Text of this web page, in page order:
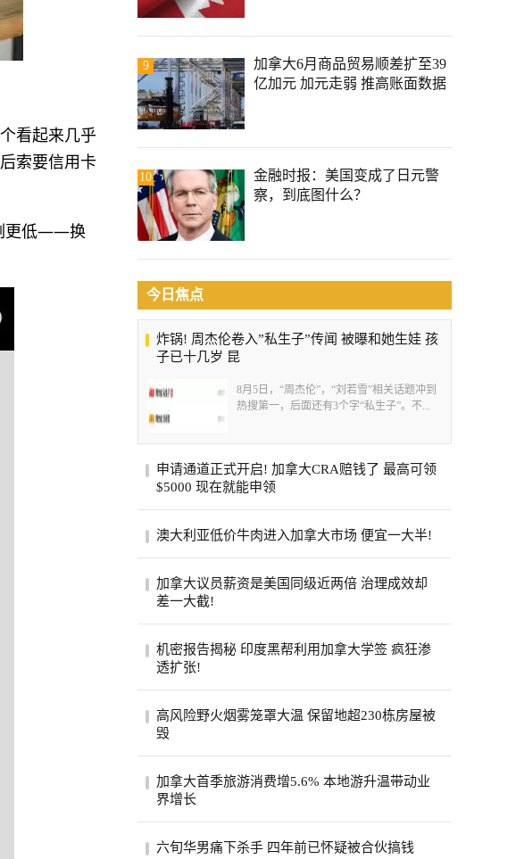
看起来几乎
索要信用卡
更低——换
9
加拿大6月商品贸易顺差扩至39
亿加元 加元走弱 推高账面数据
10
金融时报：美国变成了日元警
察，到底图什么？
今日焦点
炸锅! 周杰伦卷入”私生子”传闻 被曝和她生娃 孩
子已十几岁 昆
8月5日，“周杰伦”，“刘若雪”相关话题冲到
热搜第一，后面还有3个字“私生子”。不...
申请通道正式开启! 加拿大CRA赔钱了 最高可领
$5000 现在就能申领
拖了6年的集体诉讼终于走到了赔钱这一
澳大利亚低价牛肉进入加拿大市场 便宜一大半!
产品每公斤价差超40加元。供应紧张、气候
加拿大议员薪资是美国同级近两倍 治理成效却
差一大截!
员平均年薪约11.5万加元，是美国州级议员
机密报告揭秘 印度黑帮利用加拿大学签 疯狂渗
透扩张!
比什诺伊帮派头目戈迪·布拉尔持学生签证
高风险野火烟雾笼罩大温 保留地超230栋房屋被
毁
罩，奥卡纳根印第安保留地火灾致逾230栋
加拿大首季旅游消费增5.6% 本地游升温带动业
界增长
费按年上升5.6%，达295亿元，显示2026年
六旬华男痛下杀手 四年前已怀疑被合伙搞钱